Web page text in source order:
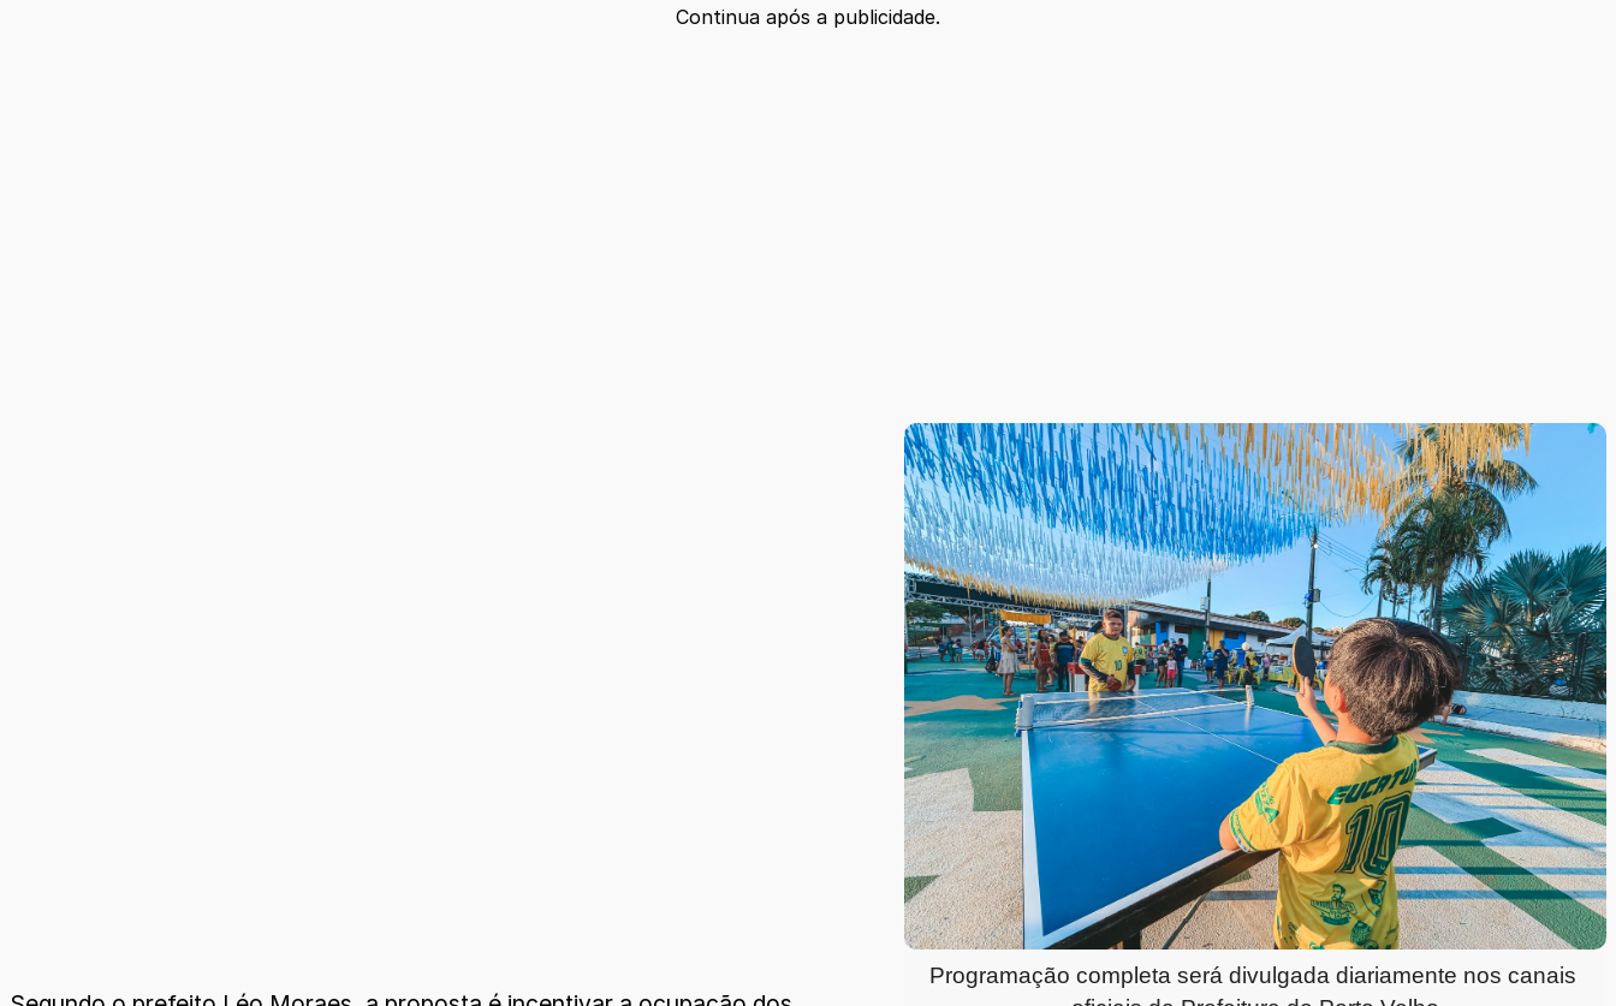
Continua após a publicidade.
Programação completa será divulgada diariamente nos canais